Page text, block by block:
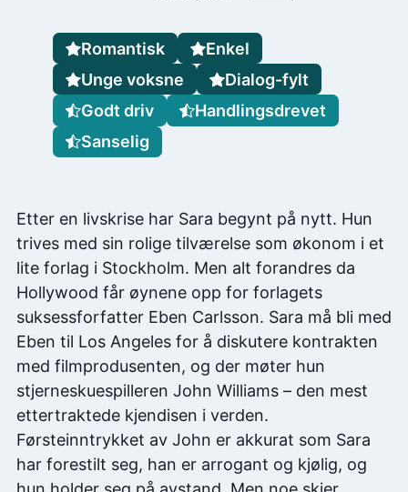
Etter en livskrise har Sara begynt på nytt. Hun
trives med sin rolige tilværelse som økonom i et
lite forlag i Stockholm. Men alt forandres da
Hollywood får øynene opp for forlagets
suksessforfatter Eben Carlsson. Sara må bli med
Eben til Los Angeles for å diskutere kontrakten
med filmprodusenten, og der møter hun
stjerneskuespilleren John Williams – den mest
ettertraktede kjendisen i verden.
Førsteinntrykket av John er akkurat som Sara
har forestilt seg, han er arrogant og kjølig, og
Romantisk
Enkel
Unge voksne
Dialog-fylt
Godt driv
Handlingsdrevet
Sanselig